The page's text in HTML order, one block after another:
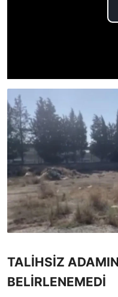
TALİHSİZ
BELİRLENEMEDİ